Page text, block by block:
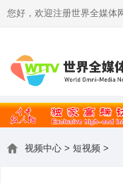
您好，欢迎注册世界全媒体
视频中心 > 短视频 >